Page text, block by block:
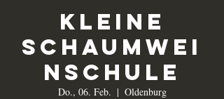
Kleine
Schaumwei
nschule
Do., 06. Feb.
  |
Oldenburg